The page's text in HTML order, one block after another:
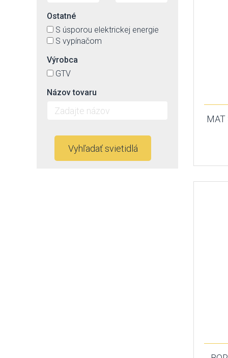
MAT
Ostatné
S úsporou elektrickej energie
S vypínačom
Výrobca
GTV
Názov tovaru
Vyhľadať svietidlá